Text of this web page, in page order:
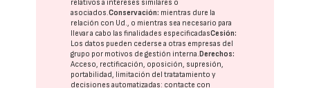
relativos a intereses similares o
asociados.Conservación: mientras dure la
relación con Ud., o mientras sea necesario para
llevar a cabo las finalidades especificadasCesión:
Los datos pueden cederse a otras empresas del
grupo por motivos de gestión interna. Derechos:
Acceso, rectificación, oposición, supresión,
portabilidad, limitación del tratatamiento y
decisiones automatizadas: contacte con